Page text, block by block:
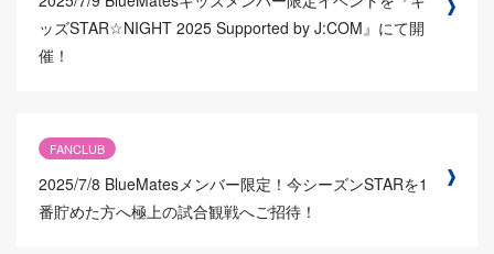
ッズSTAR☆NIGHT 2025 Supported by J:COM』にて開
催！
FANCLUB
2025/7/8 BlueMatesメンバー限定！今シーズンSTARを1
番貯めた方へ極上の試合観戦へご招待！